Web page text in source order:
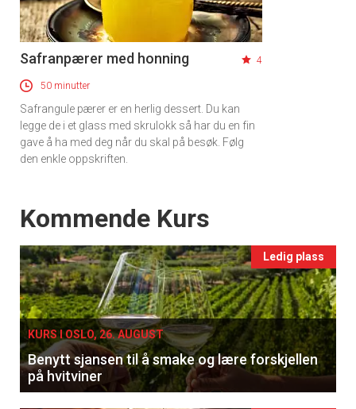
Safranpærer med honning 4
50 minutter
Safrangule pærer er en herlig dessert. Du kan
legge de i et glass med skrulokk så har du en fin
gave å ha med deg når du skal på besøk. Følg
den enkle oppskriften.
Events
Kommende Kurs
Ledig plass
KURS I OSLO, 26. AUGUST
Benytt sjansen til å smake og lære forskjellen
på hvitviner